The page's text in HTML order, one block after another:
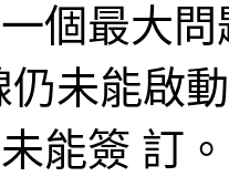
個最大
仍未能啟
能簽 訂